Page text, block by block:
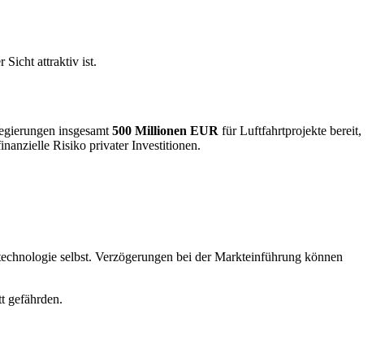
Sicht attraktiv ist.
insgesamt 500 Millionen EUR für Luftfahrtprojekte bereit,
Risiko privater Investitionen.
selbst. Verzögerungen bei der Markteinführung können
gefährden.